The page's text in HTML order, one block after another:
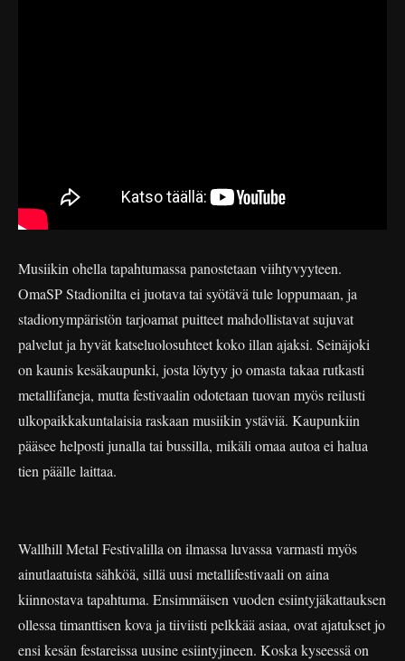
Musiikin ohella tapahtumassa panostetaan viihtyvyyteen.
OmaSP Stadionilta ei juotava tai syötävä tule loppumaan, ja
stadionympäristön tarjoamat puitteet mahdollistavat sujuvat
palvelut ja hyvät katseluolosuhteet koko illan ajaksi. Seinäjoki
on kaunis kesäkaupunki, josta löytyy jo omasta takaa rutkasti
metallifaneja, mutta festivaalin odotetaan tuovan myös reilusti
ulkopaikkakuntalaisia raskaan musiikin ystäviä. Kaupunkiin
pääsee helposti junalla tai bussilla, mikäli omaa autoa ei halua
tien päälle laittaa.
Wallhill Metal Festivalilla on ilmassa luvassa varmasti myös
ainutlaatuista sähköä, sillä uusi metallifestivaali on aina
kiinnostava tapahtuma. Ensimmäisen vuoden esiintyjäkattauksen
ollessa timanttisen kova ja tiiviisti pelkkää asiaa, ovat ajatukset jo
ensi kesän festareissa uusine esiintyjineen. Koska kyseessä on